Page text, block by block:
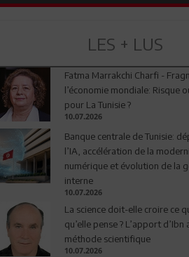
LES + LUS
Fatma Marrakchi Charfi -
l’économie mondiale: Risque
pour La Tunisie ?
10.07.2026
Banque centrale de Tunisie:
l’IA, accélération de la
numérique et évolution de la
interne
10.07.2026
La science doit-elle croire ce
qu’elle pense ? L’apport
méthode scientifique
10.07.2026